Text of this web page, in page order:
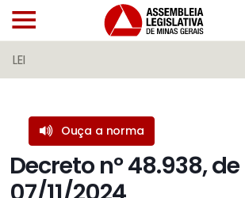
LEI
Decreto nº 48.938, de
Ouça a norma